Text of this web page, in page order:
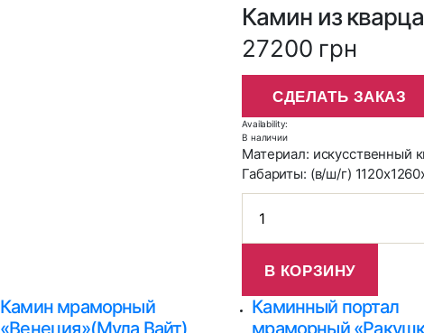
Камин из
27200 грн
СДЕЛАТЬ ЗАКАЗ
Availability:
В наличии
Материал: искусственный
Габариты: (в/ш/г)
Камин
из
кварца
Сайд
В КОРЗИНУ
Камин мраморный
Каминный портал